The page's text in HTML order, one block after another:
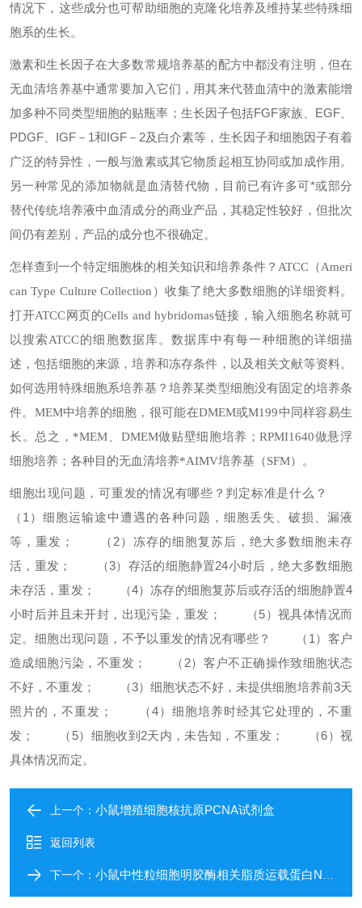
情况下，这些成分也可帮助细胞的克隆化培养及维持某些特殊细
胞系的生长。
激素和生长因子在大多数常规培养基的配方中都没有注明，但在
无血清培养基中通常要加入它们，用其来代替血清中的激素能增
加多种不同类型细胞的贴瓶率；生长因子包括FGF家族、EGF、
PDGF、IGF－1和IGF－2及白介素等，生长因子和细胞因子有着
广泛的特异性，一般与激素或其它物质起相互协同或加成作用。
另一种常见的添加物就是血清替代物，目前已有许多可*或部分
替代传统培养液中血清成分的商业产品，其稳定性较好，但批次
间仍有差别，产品的成分也不很确定。
怎样查到一个特定细胞株的相关知识和培养条件？ ATCC（Ameri
can Type Culture Collection）收集了绝大多数细胞的详细资料。
打开ATCC网页的Cells and hybridomas链接，输入细胞名称就可
以搜索ATCC的细胞数据库。数据库中有每一种细胞的详细描
述，包括细胞的来源，培养和冻存条件，以及相关文献等资料。
如何选用特殊细胞系培养基？ 培养某类型细胞没有固定的培养条
件。MEM中培养的细胞，很可能在DMEM或M199中同样容易生
长。总之，*MEM、DMEM做贴壁细胞培养；RPMI1640做悬浮
细胞培养；各种目的无血清培养*AIMV培养基（SFM）。
细胞出现问题，可重发的情况有哪些？判定标准是什么？
（1）细胞运输途中遭遇的各种问题，细胞丢失、破损、漏液
等，重发；
（2）冻存的细胞复苏后，绝大多数细胞未存
活，重发；
（3）存活的细胞静置24小时后，绝大多数细胞
未存活，重发；
（4）冻存的细胞复苏后或存活的细胞静置4
小时后并且未开封，出现污染，重发；
（5）视具体情况而
定。 细胞出现问题，不予以重发的情况有哪些？
（1）客户
造成细胞污染，不重发；
（2）客户不正确操作致细胞状态
不好，不重发；
（3）细胞状态不好，未提供细胞培养前3天
照片的，不重发；
（4）细胞培养时经其它处理的，不重
发；
（5）细胞收到2天内，未告知，不重发；
（6）视
具体情况而定。
上一个： 小鼠增殖细胞核抗原PCNA试剂盒
返回列表
下一个： 小鼠中性粒细胞明胶酶相关脂质运载蛋白NGAL